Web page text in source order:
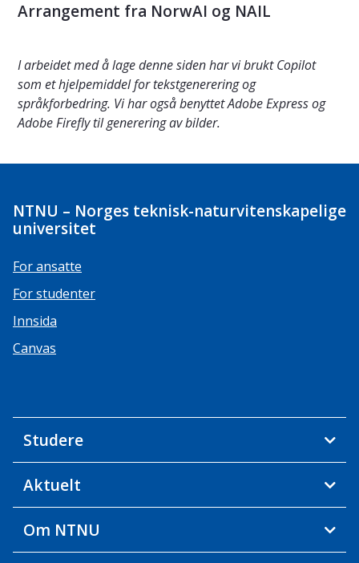
Arrangement fra NorwAI og NAIL
I arbeidet med å lage denne siden har vi brukt Copilot
som et hjelpemiddel for tekstgenerering og
språkforbedring. Vi har også benyttet Adobe Express og
Adobe Firefly til generering av bilder.
NTNU – Norges teknisk-naturvitenskapelige
universitet
For ansatte
For studenter
Innsida
Canvas
Studere
Aktuelt
Om NTNU